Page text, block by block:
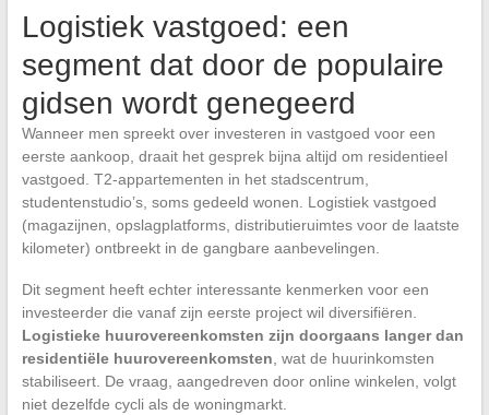
Logistiek vastgoed: een
segment dat door de populaire
gidsen wordt genegeerd
Wanneer men spreekt over investeren in vastgoed voor een
eerste aankoop, draait het gesprek bijna altijd om residentieel
vastgoed. T2-appartementen in het stadscentrum,
studentenstudio’s, soms gedeeld wonen. Logistiek vastgoed
(magazijnen, opslagplatforms, distributieruimtes voor de laatste
kilometer) ontbreekt in de gangbare aanbevelingen.
Dit segment heeft echter interessante kenmerken voor een
investeerder die vanaf zijn eerste project wil diversifiëren.
Logistieke huurovereenkomsten zijn doorgaans langer dan
residentiële huurovereenkomsten, wat de huurinkomsten
stabiliseert. De vraag, aangedreven door online winkelen, volgt
niet dezelfde cycli als de woningmarkt.